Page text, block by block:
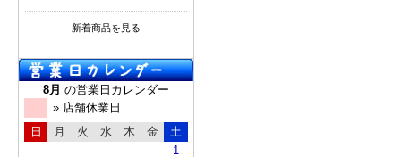
新着商品を見る
8月 の営業日カレンダー
» 店舗休業日
日
月 火 水 木 金
土
1